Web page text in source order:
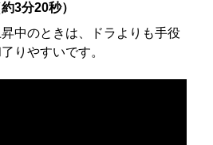
3分20秒）
中のときは、ドラよりも手役
りやすいです。